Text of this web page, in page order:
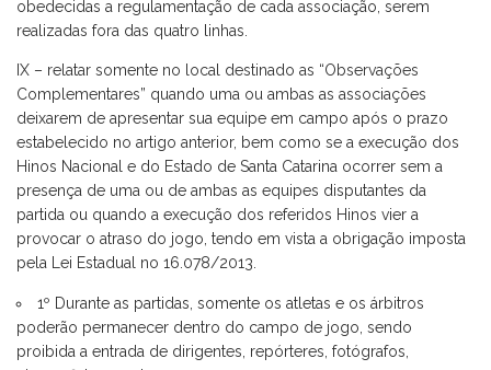
obedecidas a regulamentação de cada associação, serem
realizadas fora das quatro linhas.
IX – relatar somente no local destinado as “Observações
Complementares” quando uma ou ambas as associações
deixarem de apresentar sua equipe em campo após o prazo
estabelecido no artigo anterior, bem como se a execução dos
Hinos Nacional e do Estado de Santa Catarina ocorrer sem a
presença de uma ou de ambas as equipes disputantes da
partida ou quando a execução dos referidos Hinos vier a
provocar o atraso do jogo, tendo em vista a obrigação imposta
pela Lei Estadual no 16.078/2013.
1º Durante as partidas, somente os atletas e os árbitros
poderão permanecer dentro do campo de jogo, sendo
proibida a entrada de dirigentes, repórteres, fotógrafos,